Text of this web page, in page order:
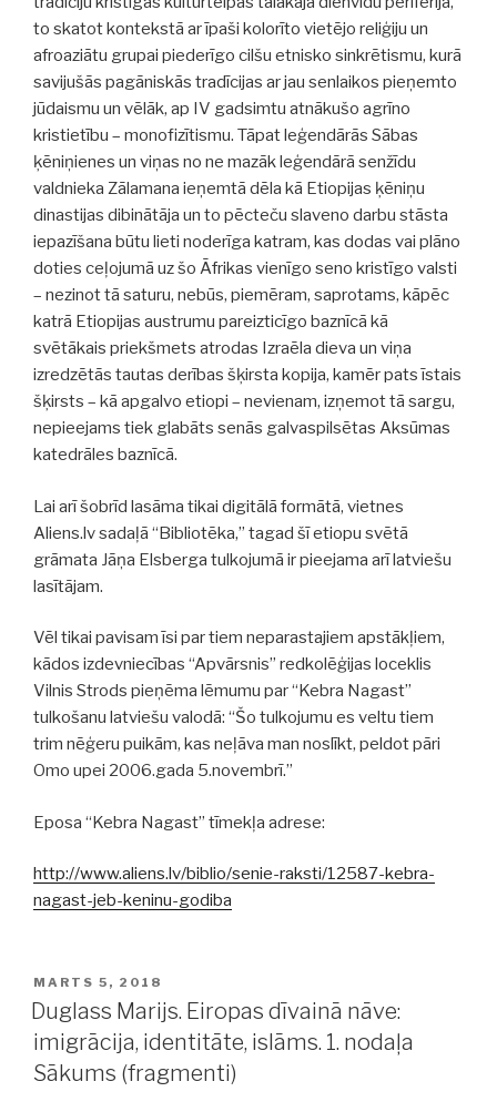
to skatot kontekstā ar īpaši kolorīto vietējo reliģiju un
afroaziātu grupai piederīgo cilšu etnisko sinkrētismu, kurā
savijušās pagāniskās tradīcijas ar jau senlaikos pieņemto
jūdaismu un vēlāk, ap IV gadsimtu atnākušo agrīno
kristietību – monofizītismu. Tāpat leģendārās Sābas
ķēniņienes un viņas no ne mazāk leģendārā senžīdu
valdnieka Zālamana ieņemtā dēla kā Etiopijas ķēniņu
dinastijas dibinātāja un to pēcteču slaveno darbu stāsta
iepazīšana būtu lieti noderīga katram, kas dodas vai plāno
doties ceļojumā uz šo Āfrikas vienīgo seno kristīgo valsti
– nezinot tā saturu, nebūs, piemēram, saprotams, kāpēc
katrā Etiopijas austrumu pareizticīgo baznīcā kā
svētākais priekšmets atrodas Izraēla dieva un viņa
izredzētās tautas derības šķirsta kopija, kamēr pats īstais
šķirsts – kā apgalvo etiopi – nevienam, izņemot tā sargu,
nepieejams tiek glabāts senās galvaspilsētas Aksūmas
katedrāles baznīcā.
Lai arī šobrīd lasāma tikai digitālā formātā, vietnes
Aliens.lv sadaļā “Bibliotēka,” tagad šī etiopu svētā
grāmata Jāņa Elsberga tulkojumā ir pieejama arī latviešu
lasītājam.
Vēl tikai pavisam īsi par tiem neparastajiem apstākļiem,
kādos izdevniecības “Apvārsnis” redkolēģijas loceklis
Vilnis Strods pieņēma lēmumu par “Kebra Nagast”
tulkošanu latviešu valodā: “Šo tulkojumu es veltu tiem
trim nēģeru puikām, kas neļāva man noslīkt, peldot pāri
Omo upei 2006.gada 5.novembrī.”
Eposa “Kebra Nagast” tīmekļa adrese:
http://www.aliens.lv/biblio/senie-raksti/12587-kebra-
nagast-jeb-keninu-godiba
POSTED
ON
MARTS 5, 2018
Duglass Marijs. Eiropas dīvainā nāve:
imigrācija, identitāte, islāms. 1. nodaļa
Sākums (fragmenti)